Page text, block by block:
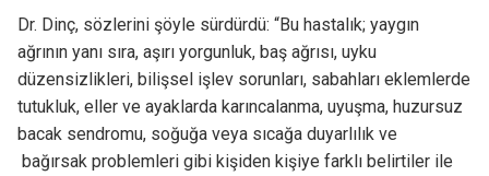
Dr. Dinç, sözlerini şöyle sürdürdü: “Bu hastalık; yaygın
ağrının yanı sıra, aşırı yorgunluk, baş ağrısı, uyku
düzensizlikleri, bilişsel işlev sorunları, sabahları eklemlerde
tutukluk, eller ve ayaklarda karıncalanma, uyuşma, huzursuz
bacak sendromu, soğuğa veya sıcağa duyarlılık ve
bağırsak problemleri gibi kişiden kişiye farklı belirtiler ile